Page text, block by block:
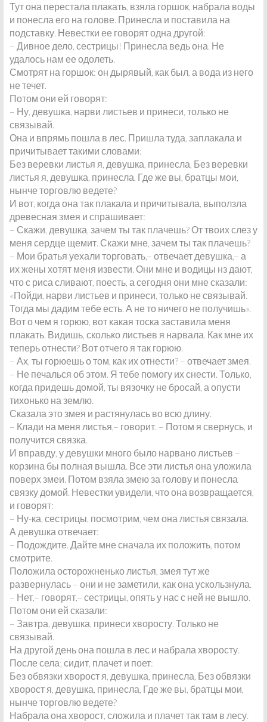
Тут она перестала плакать, взяла горшок, набрала воды
и понесла его на голове. Принесла и поставила на
подставку. Невестки ее говорят одна другой:
– Дивное дело, сестрицы! Принесла ведь она. Не
удалось нам ее одолеть.
Смотрят на горшок: он дырявый, как был, а вода из него
не течет.
Потом они ей говорят:
– Ну, девушка, нарви листьев и принеси, только не
связывай.
Она и впрямь пошла в лес. Пришла туда, заплакала и
причитывает такими словами:
Без веревки листья я, девушка, принесла, Без веревки
листья я, девушка, принесла, Где же вы, братцы мои,
нынче торговлю ведете?
И вот, когда она так плакала и причитывала, выползла
древесная змея и спрашивает:
– Скажи, девушка, зачем ты так плачешь? От твоих слез у
меня сердце щемит. Скажи мне, зачем ты так плачешь?
– Мои братья уехали торговать,– отвечает девушка,– а
их жены хотят меня извести. Они мне и водицы нз дают,
что с риса сливают, поесть, а сегодня они мне сказали:
«Пойди, нарви листьев и принеси, только не связывай.
Тогда мы дадим тебе есть. А не то ничего не получишь».
Вот о чем я горюю, вот какая тоска заставила меня
плакать. Видишь, сколько листьев я нарвала. Как мне их
теперь отнести? Вот отчего я так горюю.
– Ах, ты горюешь о том, как их отнести? – отвечает змея.
– Не печалься об этом. Я тебе помогу их снести. Только,
когда придешь домой, ты вязочку не бросай, а опусти
тихонько на землю.
Сказала это змея и растянулась во всю длину.
– Клади на меня листья,– говорит. – Потом я свернусь, и
получится связка.
И вправду, у девушки много было нарвано листьев –
корзина бы полная вышла. Все эти листья она уложила
поверх змеи. Потом взяла змею за голову и понесла
связку домой. Невестки увидели, что она возвращается,
и говорят:
– Ну-ка, сестрицы, посмотрим, чем она листья связала.
А девушка отвечает:
– Подождите. Дайте мне сначала их положить, потом
смотрите.
Положила осторожненько листья, змея тут же
развернулась – они и не заметили, как она ускользнула.
– Нет,– говорят,– сестрицы, опять у нас с ней не вышло.
Потом они ей сказали:
– Завтра, девушка, принеси хворосту. Только не
связывай.
На другой день она пошла в лес и набрала хворосту.
После села; сидит, плачет и поет:
Без обвязки хворост я, девушка, принесла, Без обвязки
хворост я, девушка, принесла, Где же вы, братцы мои,
нынче торговлю ведете?
Набрала она хворост, сложила и плачет так там в лесу.